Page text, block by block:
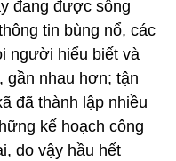
đang được sống
tin bùng nổ, các
người hiểu biết và
gần nhau hơn; tận
đã thành lập nhiều
kế hoạch công
do vậy hầu hết